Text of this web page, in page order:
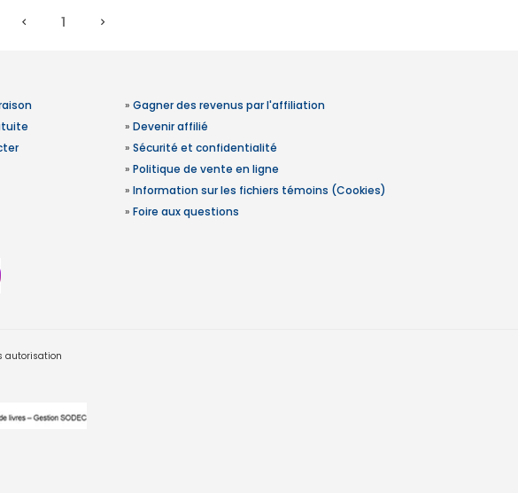
1
» Gagner des revenus par l'affiliation
» Devenir affilié
» Sécurité et confidentialité
» Politique de vente en ligne
» Information sur les fichiers témoins (Cookies)
» Foire aux questions
autorisation